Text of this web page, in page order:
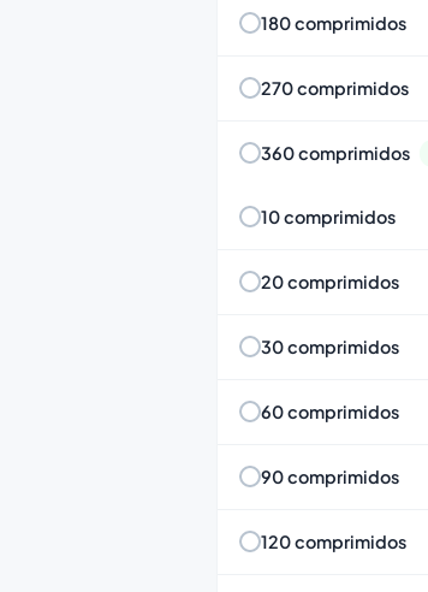
180 comprimidos
270 comprimidos
360 comprimidos
10 comprimidos
20 comprimidos
30 comprimidos
60 comprimidos
90 comprimidos
120 comprimidos